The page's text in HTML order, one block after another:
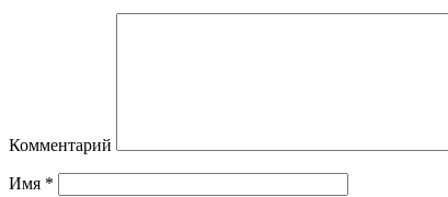
Комментарий
Имя *